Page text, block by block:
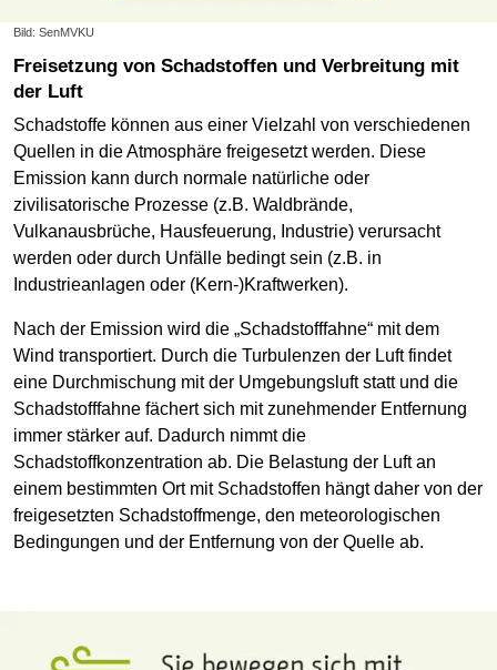
Bild: SenMVKU
Freisetzung von Schadstoffen und Verbreitung mit
der Luft
Schadstoffe können aus einer Vielzahl von verschiedenen
Quellen in die Atmosphäre freigesetzt werden. Diese
Emission kann durch normale natürliche oder
zivilisatorische Prozesse (z.B. Waldbrände,
Vulkanausbrüche, Hausfeuerung, Industrie) verursacht
werden oder durch Unfälle bedingt sein (z.B. in
Industrieanlagen oder (Kern-)Kraftwerken).
Nach der Emission wird die „Schadstofffahne“ mit dem
Wind transportiert. Durch die Turbulenzen der Luft findet
eine Durchmischung mit der Umgebungsluft statt und die
Schadstofffahne fächert sich mit zunehmender Entfernung
immer stärker auf. Dadurch nimmt die
Schadstoffkonzentration ab. Die Belastung der Luft an
einem bestimmten Ort mit Schadstoffen hängt daher von der
freigesetzten Schadstoffmenge, den meteorologischen
Bedingungen und der Entfernung von der Quelle ab.